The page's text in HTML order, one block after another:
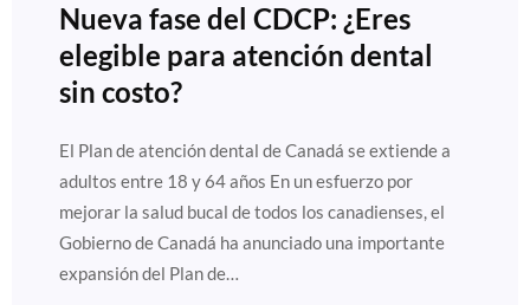
Nueva fase del CDCP: ¿Eres
elegible para atención dental
sin costo?
El Plan de atención dental de Canadá se extiende a
adultos entre 18 y 64 años En un esfuerzo por
mejorar la salud bucal de todos los canadienses, el
Gobierno de Canadá ha anunciado una importante
expansión del Plan de…